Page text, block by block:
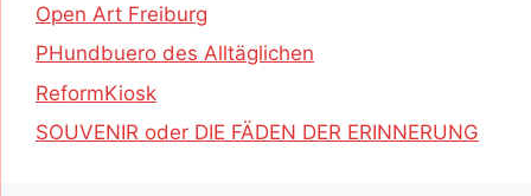
Open Art Freiburg
PHundbuero des Alltäglichen
ReformKiosk
SOUVENIR oder DIE FÄDEN DER ERINNERUNG